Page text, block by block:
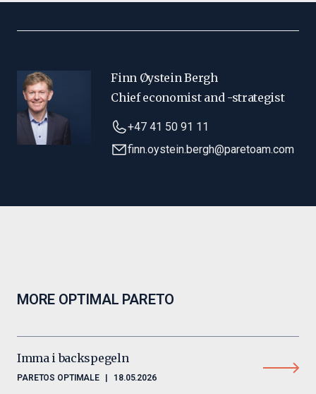
Finn Øystein Bergh
Chief economist and -strategist
+47 41 50 91 11
finn.oystein.bergh@paretoam.com
MORE OPTIMAL PARETO
Imma i backspegeln
PARETOS OPTIMALE 18.05.2026